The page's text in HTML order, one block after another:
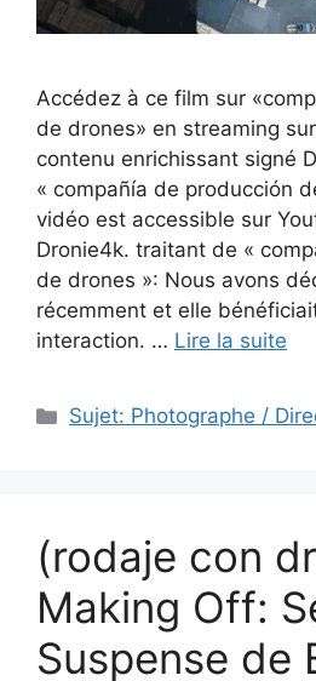
Accédez à ce film sur
de drones» en streaming
contenu enrichissant signé
« compañía de producción
vidéo est accessible sur
Dronie4k. traitant de «
de drones »: Nous avons
récemment et elle
interaction. … Lire la suite
Catégories
Sujet: Photographe /
(rodaje con
Making Off:
Suspense de